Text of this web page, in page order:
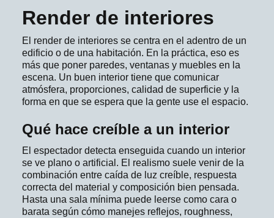
Render de interiores
El render de interiores se centra en el adentro de un
edificio o de una habitación. En la práctica, eso es
más que poner paredes, ventanas y muebles en la
escena. Un buen interior tiene que comunicar
atmósfera, proporciones, calidad de superficie y la
forma en que se espera que la gente use el espacio.
Qué hace creíble a un interior
El espectador detecta enseguida cuando un interior
se ve plano o artificial. El realismo suele venir de la
combinación entre caída de luz creíble, respuesta
correcta del material y composición bien pensada.
Hasta una sala mínima puede leerse como cara o
barata según cómo manejes reflejos, roughness,